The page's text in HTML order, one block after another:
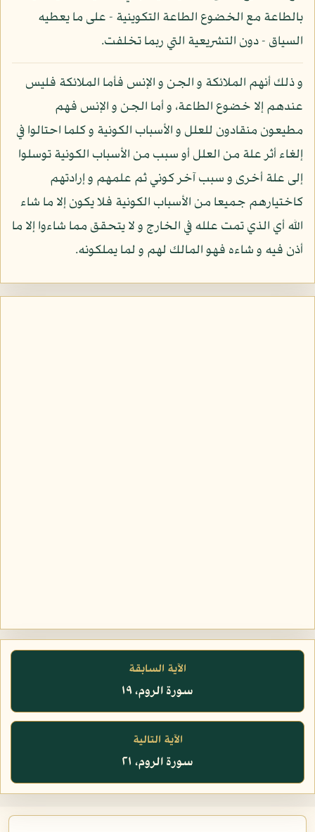
بالطاعة مع الخضوع الطاعة التكوينية - على ما يعطيه
السياق - دون التشريعية التي ربما تخلفت.
و ذلك أنهم الملائكة و الجن و الإنس فأما الملائكة فليس
عندهم إلا خضوع الطاعة، و أما الجن و الإنس فهم
مطيعون منقادون للعلل و الأسباب الكونية و كلما احتالوا في
إلغاء أثر علة من العلل أو سبب من الأسباب الكونية توسلوا
إلى علة أخرى و سبب آخر كوني ثم علمهم و إرادتهم
كاختيارهم جميعا من الأسباب الكونية فلا يكون إلا ما شاء
الله أي الذي تمت علله في الخارج و لا يتحقق مما شاءوا إلا ما
أذن فيه و شاءه فهو المالك لهم و لما يملكونه.
الآية السابقة
سورة الروم، ١٩
الآية التالية
سورة الروم، ٢١